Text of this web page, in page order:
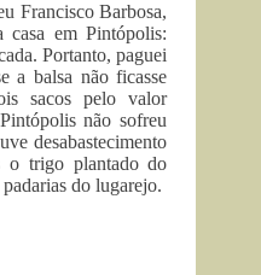
Francisco Barbosa,
casa em Pintópolis:
Portanto, paguei
a balsa não ficasse
sacos pelo valor
não sofreu
desabastecimento
o trigo plantado do
do lugarejo.